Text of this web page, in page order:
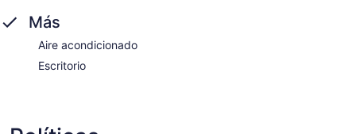
Más
Aire acondicionado
Escritorio